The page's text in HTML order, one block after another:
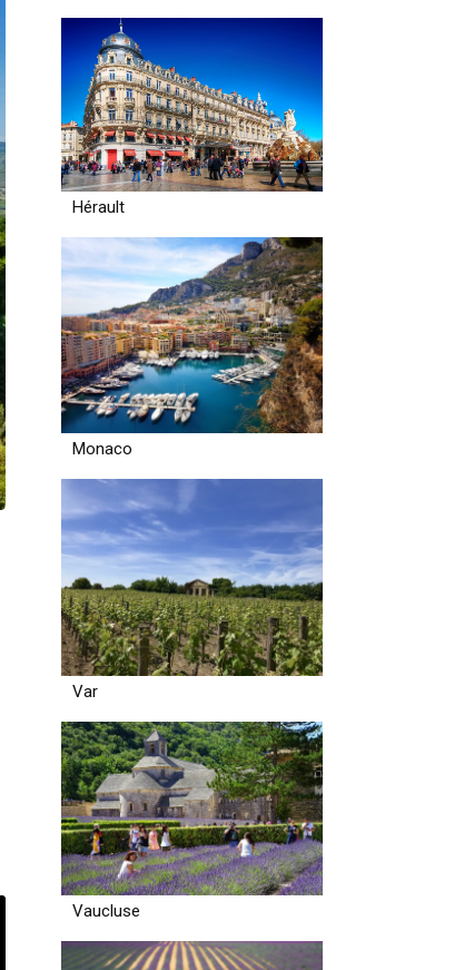
Hérault
Monaco
Var
Vaucluse